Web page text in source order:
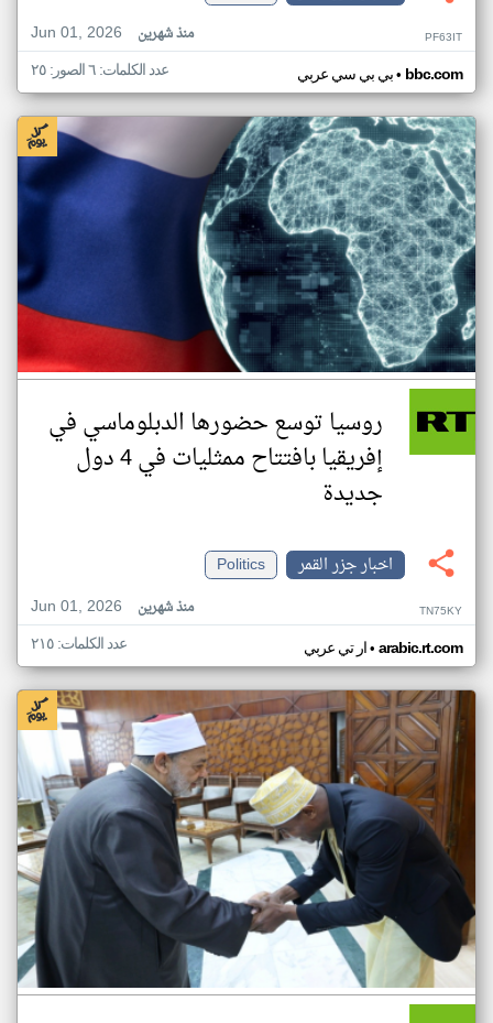
Jun 01, 2026
منذ شهرين PF63IT
بي بي سي عربي• bbc.com عدد الكلمات: ٦ الصور: ٢٥
روسيا توسع حضورها الدبلوماسي في
إفريقيا بافتتاح ممثليات في 4 دول
جديدة
اخبار جزر القمر
Politics
Jun 01, 2026
منذ شهرين TN75KY
ار تي عربي• arabic.rt.com عدد الكلمات: ٢١٥